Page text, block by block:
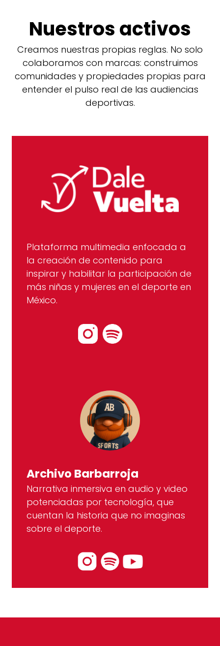
Nuestros activos
Creamos nuestras propias reglas. No solo
colaboramos con marcas: construimos
comunidades y propiedades propias para
entender el pulso real de las audiencias
deportivas.
Plataforma multimedia enfocada a
la creación de contenido para
inspirar y habilitar la participación de
más niñas y mujeres en el deporte en
México.
Archivo Barbarroja
Narrativa inmersiva en audio y video
potenciadas por tecnología, que
cuentan la historia que no imaginas
sobre el deporte.